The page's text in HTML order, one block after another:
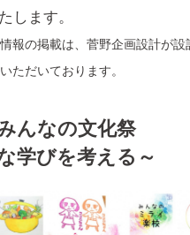
します。
報の掲載は、菅野企画設計が設
ただいております。
みんなの文化祭
学びを考える～